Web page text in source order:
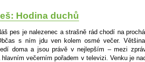
Hodina duchů
pes je nalezenec a strašně rád chodí na
s ním jdu ven kolem osmé večer.
doma a jsou právě v nejlepším – mezi
hlavním večerním pořadem v televizi. Venku je